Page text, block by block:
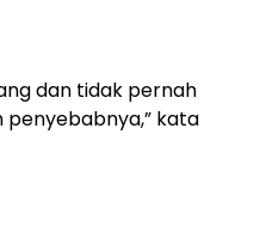
dan tidak pernah
penyebabnya,” kata